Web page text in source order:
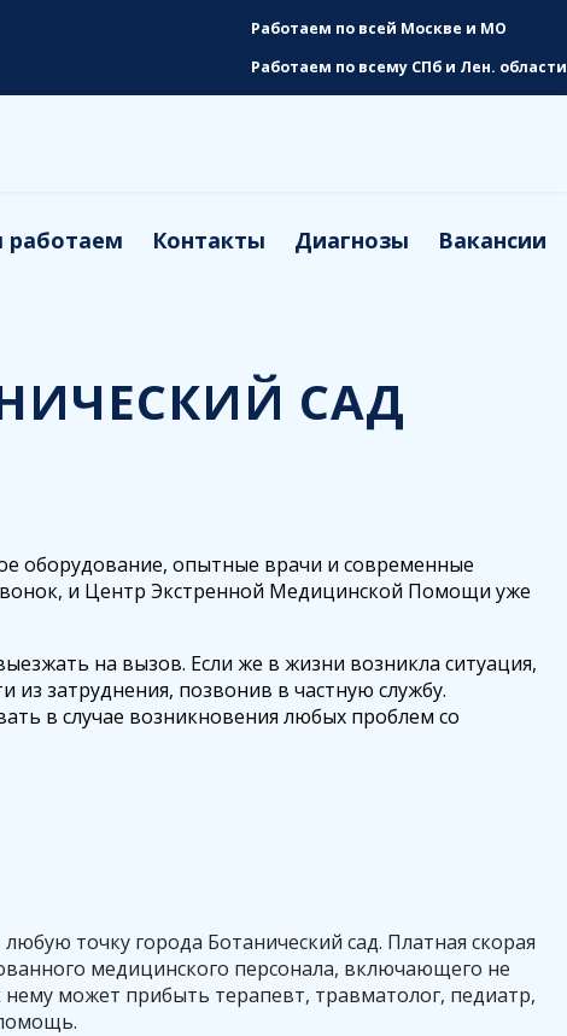
Работаем по всей Москве и МО
Работаем по всему СПб и Лен. области
работаем Контакты Диагнозы Вакансии
САД
оборудование, опытные врачи и современные
и Центр Экстренной Медицинской Помощи уже
на вызов. Если же в жизни возникла ситуация,
затруднения, позвонив в частную службу.
в случае возникновения любых проблем со
точку города Ботанический сад. Платная скорая
медицинского персонала, включающего не
может прибыть терапевт, травматолог, педиатр,